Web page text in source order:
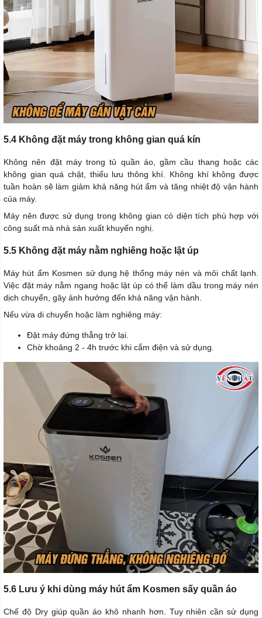
5.4 Không đặt máy trong không gian quá kín
Không nên đặt máy trong tủ quần áo, gầm cầu thang hoặc các
không gian quá chật, thiếu lưu thông khí. Không khí không được
tuần hoàn sẽ làm giảm khả năng hút ẩm và tăng nhiệt độ vận hành
của máy.
Máy nên được sử dụng trong không gian có diện tích phù hợp với
công suất mà nhà sản xuất khuyến nghị.
5.5 Không đặt máy nằm nghiêng hoặc lật úp
Máy hút ẩm Kosmen sử dụng hệ thống máy nén và môi chất lạnh.
Việc đặt máy nằm ngang hoặc lật úp có thể làm dầu trong máy nén
dịch chuyển, gây ảnh hưởng đến khả năng vận hành.
Nếu vừa di chuyển hoặc làm nghiêng máy:
Đặt máy đứng thẳng trở lại.
Chờ khoảng 2 - 4h trước khi cắm điện và sử dụng.
5.6 Lưu ý khi dùng máy hút ẩm Kosmen sấy quần áo
Chế độ Dry giúp quần áo khô nhanh hơn. Tuy nhiên cần sử dụng